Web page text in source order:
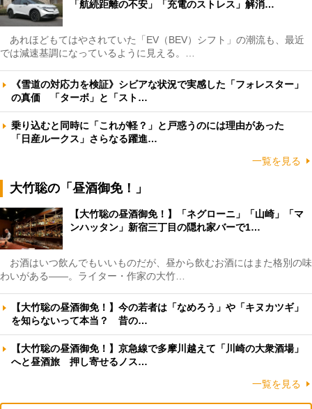
「航続距離の不安」「充電のストレス」解消…
あれほどもてはやされていた「EV（BEV）シフト」の潮流も、最近
では減速基調になっているように見える。…
《雪道の対応力を検証》シビアな状況で実感した「フォレスター」
の真価 「ターボ」と「スト…
乗り込むと同時に「これが軽？」と戸惑うのには理由があった
「日産ルークス」さらなる躍進…
一覧を見る
大竹聡の「昼酒御免！」
【大竹聡の昼酒御免！】「ネグローニ」「山崎」「マ
ンハッタン」新宿三丁目の隠れ家バーで1…
お酒はいつ飲んでもいいものだが、昼から飲むお酒にはまた格別の味
わいがある――。ライター・作家の大竹…
【大竹聡の昼酒御免！】今の若者は「なめろう」や「キヌカツギ」
を知らないって本当？ 昔の…
【大竹聡の昼酒御免！】京急線で多摩川越えて「川崎の大衆酒場」
へと昼酒旅 押し寄せるノス…
一覧を見る